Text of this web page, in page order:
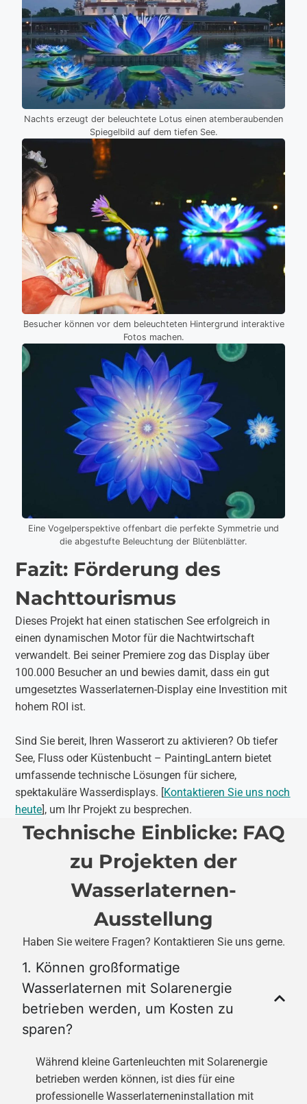
Nachts erzeugt der beleuchtete Lotus einen atemberaubenden
Spiegelbild auf dem tiefen See.
Besucher können vor dem beleuchteten Hintergrund interaktive
Fotos machen.
Eine Vogelperspektive offenbart die perfekte Symmetrie und
die abgestufte Beleuchtung der Blütenblätter.
Fazit: Förderung des
Nachttourismus
Dieses Projekt hat einen statischen See erfolgreich in
einen dynamischen Motor für die Nachtwirtschaft
verwandelt. Bei seiner Premiere zog das Display über
100.000 Besucher an und bewies damit, dass ein gut
umgesetztes Wasserlaternen-Display eine Investition mit
hohem ROI ist.
Sind Sie bereit, Ihren Wasserort zu aktivieren? Ob tiefer
See, Fluss oder Küstenbucht – PaintingLantern bietet
umfassende technische Lösungen für sichere,
spektakuläre Wasserdisplays. [Kontaktieren Sie uns noch
heute], um Ihr Projekt zu besprechen.
Technische Einblicke: FAQ
zu Projekten der
Wasserlaternen-
Ausstellung
Haben Sie weitere Fragen? Kontaktieren Sie uns gerne.
1. Können großformatige
Wasserlaternen mit Solarenergie
betrieben werden, um Kosten zu
sparen?
Während kleine Gartenleuchten mit Solarenergie
betrieben werden können, ist dies für eine
professionelle Wasserlaterneninstallation mit